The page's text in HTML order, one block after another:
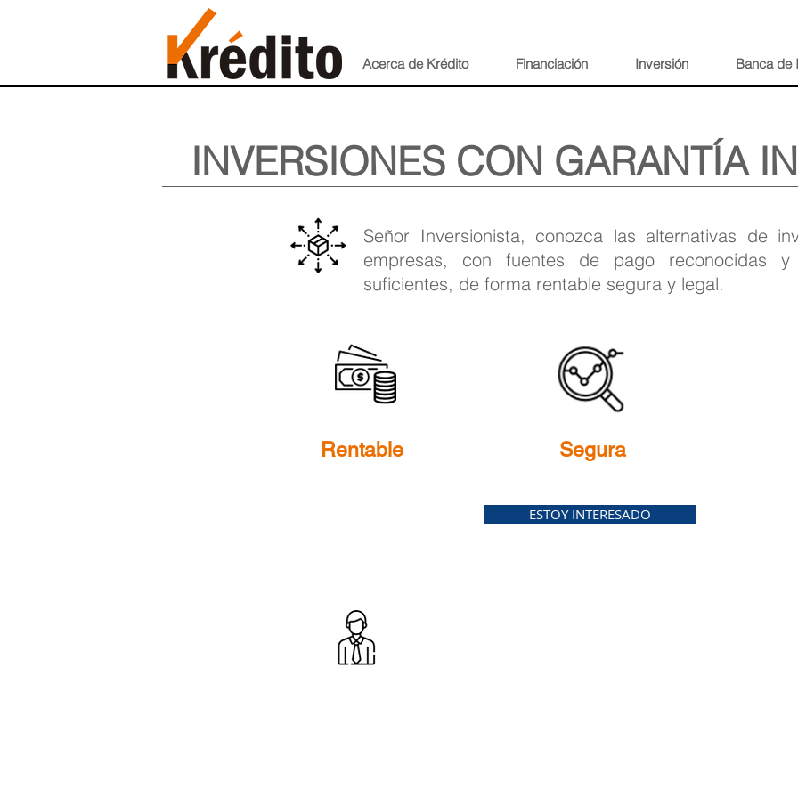
Acerca de Krédito Financiación Inversión Banca de
INVERSIONES CON GARANTÍA
Señor Inversionista, conozca las alternativas de
empresas, con fuentes de pago reconocidas y
suficientes, de forma rentable segura y legal.
Rentable Segura
ESTOY INTERESADO